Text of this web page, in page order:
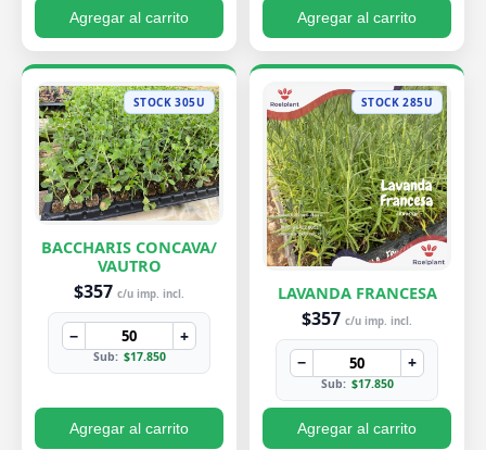
Agregar al carrito Agregar al carrito
STOCK 305U
BACCHARIS CONCAVA/
VAUTRO
$357 c/u imp. incl.
− +
Sub: $17.850
Agregar al carrito
STOCK 285U
LAVANDA FRANCESA
$357 c/u imp. incl.
− +
Sub: $17.850
Agregar al carrito